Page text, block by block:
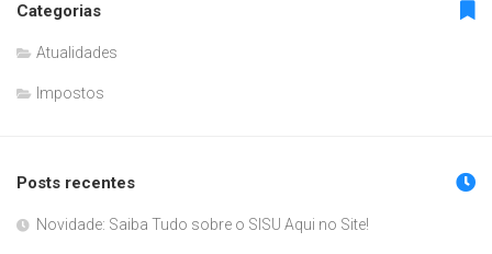
Categorias
Atualidades
Impostos
Posts recentes
Novidade: Saiba Tudo sobre o SISU Aqui no Site!